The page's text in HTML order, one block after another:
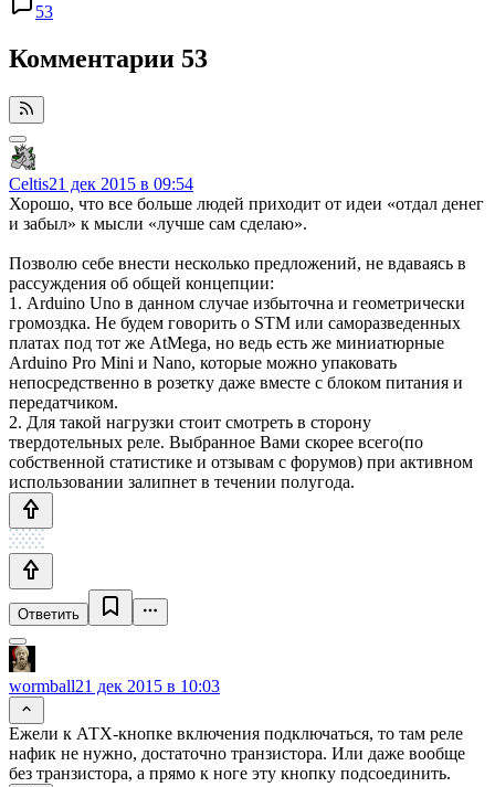
53
Комментарии 53
Celtis21 дек 2015 в 09:54
Хорошо, что все больше людей приходит от идеи «отдал денег
и забыл» к мысли «лучше сам сделаю».
Позволю себе внести несколько предложений, не вдаваясь в
рассуждения об общей концепции:
1. Arduino Uno в данном случае избыточна и геометрически
громоздка. Не будем говорить о STM или саморазведенных
платах под тот же AtMega, но ведь есть же миниатюрные
Arduino Pro Mini и Nano, которые можно упаковать
непосредственно в розетку даже вместе с блоком питания и
передатчиком.
2. Для такой нагрузки стоит смотреть в сторону
твердотельных реле. Выбранное Вами скорее всего(по
собственной статистике и отзывам с форумов) при активном
использовании залипнет в течении полугода.
Ответить
wormball21 дек 2015 в 10:03
Ежели к АТХ-кнопке включения подключаться, то там реле
нафик не нужно, достаточно транзистора. Или даже вообще
без транзистора, а прямо к ноге эту кнопку подсоединить.